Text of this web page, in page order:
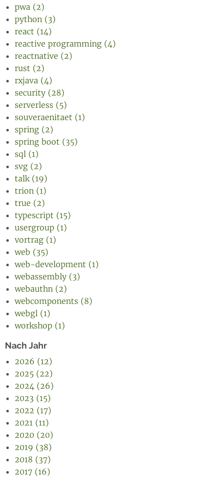
pwa (2)
python (3)
react (14)
reactive programming (4)
reactnative (2)
rust (2)
rxjava (4)
security (28)
serverless (5)
souveraenitaet (1)
spring (2)
spring boot (35)
sql (1)
svg (2)
talk (19)
trion (1)
true (2)
typescript (15)
usergroup (1)
vortrag (1)
web (35)
web-development (1)
webassembly (3)
webauthn (2)
webcomponents (8)
webgl (1)
workshop (1)
Nach Jahr
2026 (12)
2025 (22)
2024 (26)
2023 (15)
2022 (17)
2021 (11)
2020 (20)
2019 (38)
2018 (37)
2017 (16)